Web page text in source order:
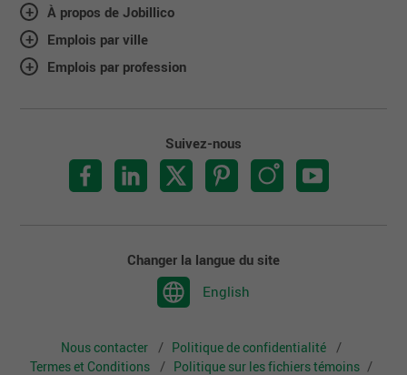
À propos de Jobillico
Emplois par ville
Emplois par profession
Suivez-nous
Changer la langue du site
English
Nous contacter
Politique de confidentialité
Termes et Conditions
Politique sur les fichiers témoins